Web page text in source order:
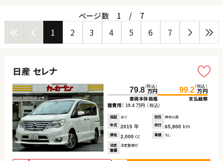
ページ数 1 / 7
1 2 3 4 5 6 7
日産 セレナ
79.8（税込）
万円
車両本体価格
99.2（税込）
万円
支払総額
諸費用： 19.4 万円 （税込）
保証 あり 住所
神奈川県
年式
2015 年 走行 65,800 km
排気 2,000 cc 車検 なし
法定
整備
法定整備付